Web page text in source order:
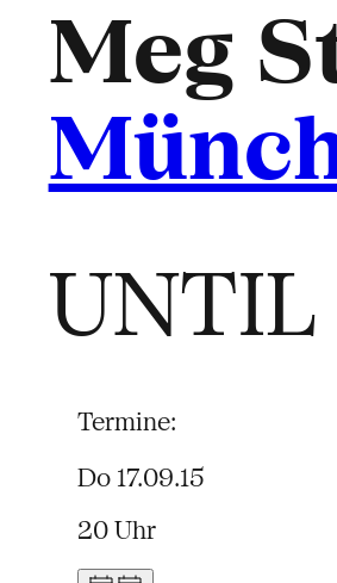
Meg
UNTIL
Termine:
Do 17.09.15
20 Uhr